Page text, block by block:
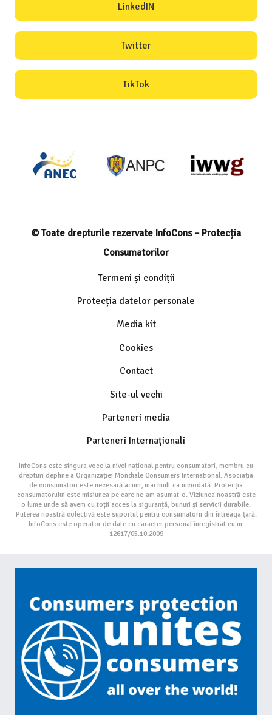
LinkedIN
Twitter
TikTok
© Toate drepturile rezervate InfoCons – Protecția
Consumatorilor
Termeni și condiții
Protecția datelor personale
Media kit
Cookies
Contact
Site-ul vechi
Parteneri media
Parteneri Internaționali
InfoCons este singura voce la nivel național pentru consumatori, membru cu
drepturi depline a Organizației Mondiale Consumers International. Asociația
de consumatori este necesară acum, mai mult ca niciodată. Protecția
consumatorului este misiunea pe care ne-am asumat-o. Viziunea noastră este
o lume unde să avem cu toții acces la siguranță, bunuri și servicii durabile.
Puterea noastră colectivă este suportul pentru consumatorii din întreaga țară.
InfoCons este operator de date cu caracter personal înregistrat cu nr.
12617/05.10.2009